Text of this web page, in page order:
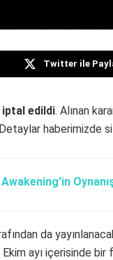
Twitter ile
edildi. Alınan
haberimizde
da
ayı içerisinde bir